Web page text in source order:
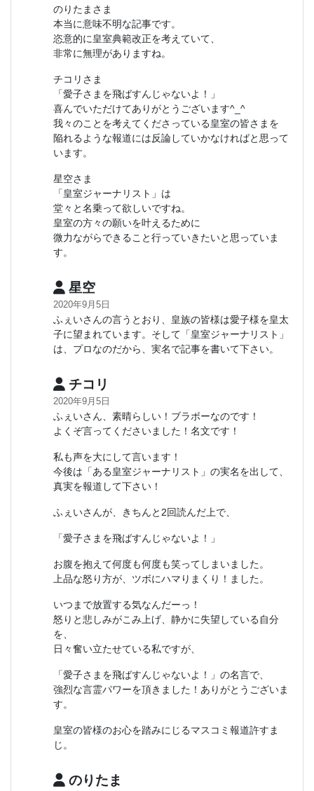
のりたまさま
本当に意味不明な記事です。
恣意的に皇室典範改正を考えていて、
非常に無理がありますね。
チコリさま
「愛子さまを飛ばすんじゃないよ！」
喜んでいただけてありがとうございます^_^
我々のことを考えてくださっている皇室の皆さまを
陥れるような報道には反論していかなければと思って
います。
星空さま
「皇室ジャーナリスト」は
堂々と名乗って欲しいですね。
皇室の方々の願いを叶えるために
微力ながらできること行っていきたいと思っていま
す。
星空
2020年9月5日
ふぇいさんの言うとおり、皇族の皆様は愛子様を皇太
子に望まれています。そして「皇室ジャーナリスト」
は、プロなのだから、実名で記事を書いて下さい。
チコリ
2020年9月5日
ふぇいさん、素晴らしい！ブラボーなのです！
よくぞ言ってくださいました！名文です！
私も声を大にして言います！
今後は「ある皇室ジャーナリスト」の実名を出して、
真実を報道して下さい！
ふぇいさんが、きちんと2回読んだ上で、
「愛子さまを飛ばすんじゃないよ！」
お腹を抱えて何度も何度も笑ってしまいました。
上品な怒り方が、ツボにハマりまくり！ました。
いつまで放置する気なんだーっ！
怒りと悲しみがこみ上げ、静かに失望している自分
を、
日々奮い立たせている私ですが、
「愛子さまを飛ばすんじゃないよ！」の名言で、
強烈な言霊パワーを頂きました！ありがとうございま
す。
皇室の皆様のお心を踏みにじるマスコミ報道許すま
じ。
のりたま